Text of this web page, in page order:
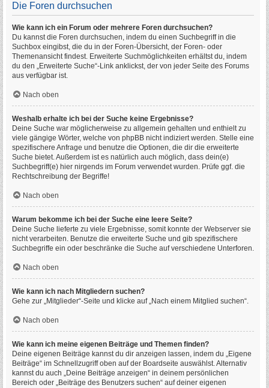
Die Foren durchsuchen
Wie kann ich ein Forum oder mehrere Foren durchsuchen?
Du kannst die Foren durchsuchen, indem du einen Suchbegriff in die
Suchbox eingibst, die du in der Foren-Übersicht, der Foren- oder
Themenansicht findest. Erweiterte Suchmöglichkeiten erhältst du, indem
du den „Erweiterte Suche“-Link anklickst, der von jeder Seite des Forums
aus verfügbar ist.
Nach oben
Weshalb erhalte ich bei der Suche keine Ergebnisse?
Deine Suche war möglicherweise zu allgemein gehalten und enthielt zu
viele gängige Wörter, welche von phpBB nicht indiziert werden. Stelle eine
spezifischere Anfrage und benutze die Optionen, die dir die erweiterte
Suche bietet. Außerdem ist es natürlich auch möglich, dass dein(e)
Suchbegriff(e) hier nirgends im Forum verwendet wurden. Prüfe ggf. die
Rechtschreibung der Begriffe!
Nach oben
Warum bekomme ich bei der Suche eine leere Seite?
Deine Suche lieferte zu viele Ergebnisse, somit konnte der Webserver sie
nicht verarbeiten. Benutze die erweiterte Suche und gib spezifischere
Suchbegriffe ein oder beschränke die Suche auf verschiedene Unterforen.
Nach oben
Wie kann ich nach Mitgliedern suchen?
Gehe zur „Mitglieder“-Seite und klicke auf „Nach einem Mitglied suchen“.
Nach oben
Wie kann ich meine eigenen Beiträge und Themen finden?
Deine eigenen Beiträge kannst du dir anzeigen lassen, indem du „Eigene
Beiträge“ im Schnellzugriff oben auf der Boardseite auswählst. Alternativ
kannst du auch „Deine Beiträge anzeigen“ in deinem persönlichen
Bereich oder „Beiträge des Benutzers suchen“ auf deiner eigenen